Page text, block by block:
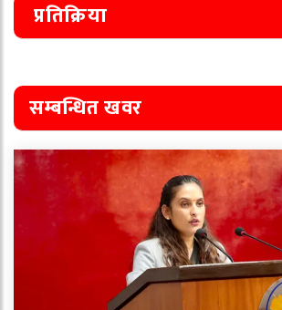
प्रतिक्रिया
सम्बन्धित खवर